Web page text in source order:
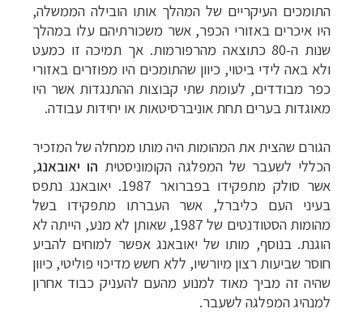
התומכים העיקריים של המהלך אותו הובילה הממשלה,
היו איכרים באזורי הכפר, אשר משכורתיהם עלו במהלך
שנות ה-80 כתוצאה מהרפורמות. אך תמיכה זו כמעט
ולא באה לידי ביטוי, כיוון שהתומכים היו מפוזרים באזורי
כפר מבודדים, לעומת שתי קבוצות ההתנגדות אשר היו
מאוגדות בערים תחת אוניברסיטאות או יחידות עבודה.
הגורם שהצית את המהומות היה מותו ממחלה של המזכיר
הכללי לשעבר של המפלגה הקומוניסטית הו יאובאנג,
אשר סולק מתפקידו בפברואר 1987. יאובאנג נתפס
בעיני העם כליברל, אשר העברתו מתפקידו בשל
מהומות הסטודנטים של 1987, שאותן לא מנע, הייתה לא
הוגנת. בנוסף, מותו של יאובאנג אפשר למוחים להביע
חוסר שביעות רצון מיורשיו, ללא חשש מדיכוי פוליטי, כיוון
שהיה זה מביך מאוד למנוע מהעם להעניק כבוד אחרון
למנהיג המפלגה לשעבר.